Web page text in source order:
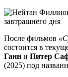
После фильмов
состоится в
Ганн и Питер
(2025) под